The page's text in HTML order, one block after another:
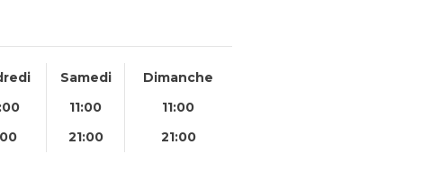
Samedi
Dimanche
11:00
11:00
21:00 21:00